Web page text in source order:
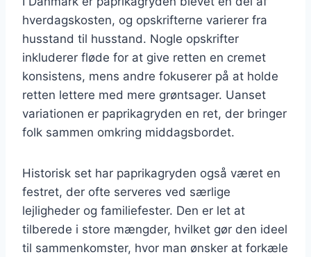
hverdagskosten, og opskrifterne varierer fra
husstand til husstand. Nogle opskrifter
inkluderer fløde for at give retten en cremet
konsistens, mens andre fokuserer på at holde
retten lettere med mere grøntsager. Uanset
variationen er paprikagryden en ret, der bringer
folk sammen omkring middagsbordet.
Historisk set har paprikagryden også været en
festret, der ofte serveres ved særlige
lejligheder og familiefester. Den er let at
tilberede i store mængder, hvilket gør den ideel
til sammenkomster, hvor man ønsker at forkæle